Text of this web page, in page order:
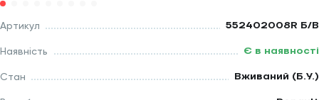
Артикул 552402008R Б/В
Наявність Є в наявності
Стан Вживаний (Б.У.)